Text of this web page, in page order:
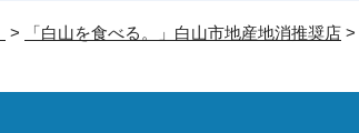
> 「白山を食べる。」白山市地産地消推奨店 >